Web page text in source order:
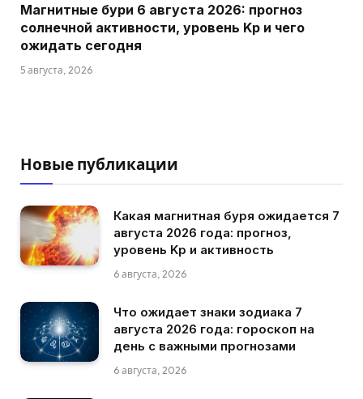
Магнитные бури 6 августа 2026: прогноз
солнечной активности, уровень Kp и чего
ожидать сегодня
5 августа, 2026
Новые публикации
Какая магнитная буря ожидается 7
августа 2026 года: прогноз,
уровень Kp и активность
6 августа, 2026
Что ожидает знаки зодиака 7
августа 2026 года: гороскоп на
день с важными прогнозами
6 августа, 2026